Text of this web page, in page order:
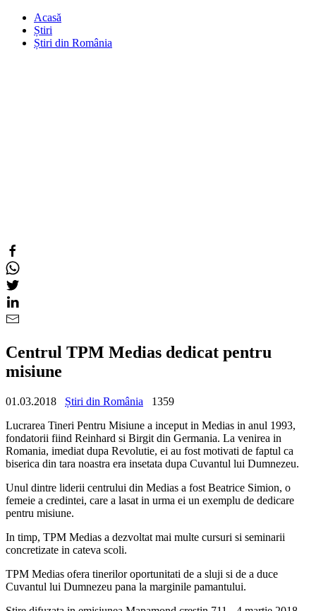
Acasă
Știri
Știri din România
Centrul TPM Medias dedicat pentru
misiune
01.03.2018 Știri din România
1359
Lucrarea Tineri Pentru Misiune a inceput in Medias in anul 1993,
fondatorii fiind Reinhard si Birgit din Germania. La venirea in
Romania, imediat dupa Revolutie, ei au fost motivati de faptul ca
biserica din tara noastra era insetata dupa Cuvantul lui Dumnezeu.
Unul dintre liderii centrului din Medias a fost Beatrice Simion, o
femeie a credintei, care a lasat in urma ei un exemplu de dedicare
pentru misiune.
In timp, TPM Medias a dezvoltat mai multe cursuri si seminarii
concretizate in cateva scoli.
TPM Medias ofera tinerilor oportunitati de a sluji si de a duce
Cuvantul lui Dumnezeu pana la marginile pamantului.